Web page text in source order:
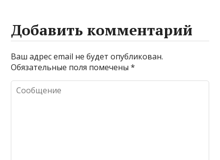
Добавить комментарий
Ваш адрес email не будет опубликован.
Обязательные поля помечены*